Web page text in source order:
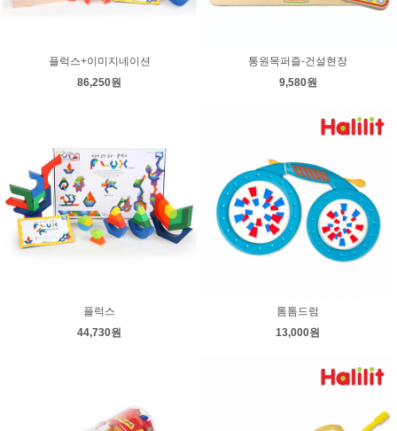
플럭스+이미지네이션
86,250원
통원목퍼즐-건설현장
9,580원
플럭스
44,730원
톰톰드럼
13,000원